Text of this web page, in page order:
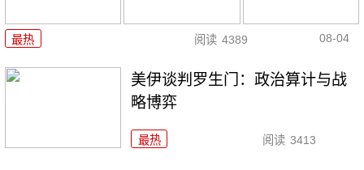
最热 阅读 4389 08-04
美伊谈判罗生门：政治算计与战
略博弈
最热 阅读 3413